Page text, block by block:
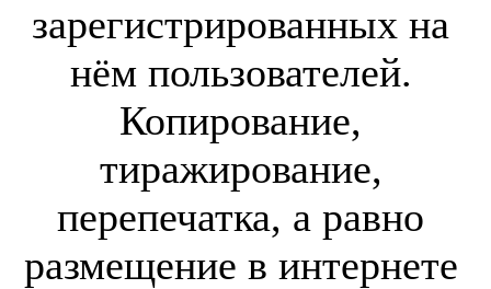
зарегистрированных на
нём пользователей.
Копирование,
тиражирование,
перепечатка, а равно
размещение в интернете